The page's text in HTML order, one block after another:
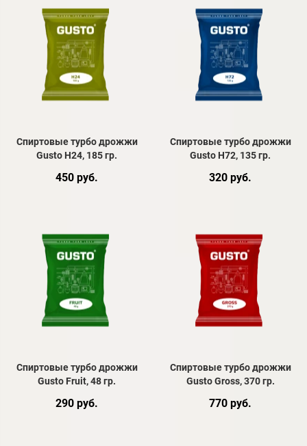
Спиртовые турбо дрожжи
Gusto H24, 185 гр.
450 руб.
Спиртовые турбо дрожжи
Gusto H72, 135 гр.
320 руб.
Спиртовые турбо дрожжи
Gusto Fruit, 48 гр.
290 руб.
Спиртовые турбо дрожжи
Gusto Gross, 370 гр.
770 руб.